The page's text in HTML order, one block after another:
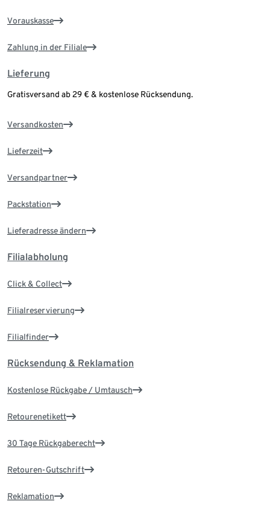
Vorauskasse
Zahlung in der Filiale
Lieferung
Gratisversand ab 29 € & kostenlose Rücksendung.
Versandkosten
Lieferzeit
Versandpartner
Packstation
Lieferadresse ändern
Filialabholung
Click & Collect
Filialreservierung
Filialfinder
Rücksendung & Reklamation
Kostenlose Rückgabe / Umtausch
Retourenetikett
30 Tage Rückgaberecht
Retouren-Gutschrift
Reklamation